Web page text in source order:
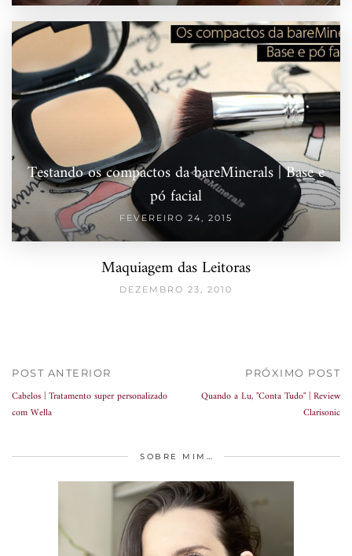
Testando os compactos da bareMinerals | Base e
pó facial
FEVEREIRO 24, 2015
Maquiagem das Leitoras
DEZEMBRO 23, 2010
POST ANTERIOR
Cabelos | Tratamento super personalizado
com Wella
PRÓXIMO POST
Quando a Lu, "Conta Tudo" | Review
Clarisonic
SOBRE MIM…